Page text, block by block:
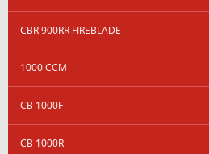
CBR 900RR FIREBLADE
1000 CCM
CB 1000F
CB 1000R